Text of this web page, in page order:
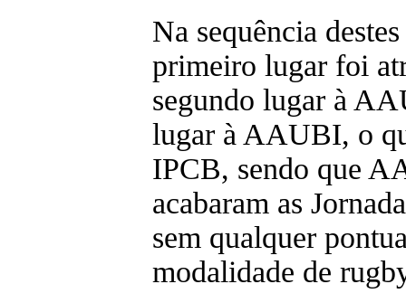
Na sequência
primeiro lugar foi
segundo lugar à
lugar à AAUBI, o
IPCB, sendo que
acabaram as
sem qualquer
modalidade de